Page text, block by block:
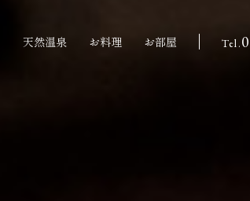
天然温泉 お料理 お部屋 Tel.